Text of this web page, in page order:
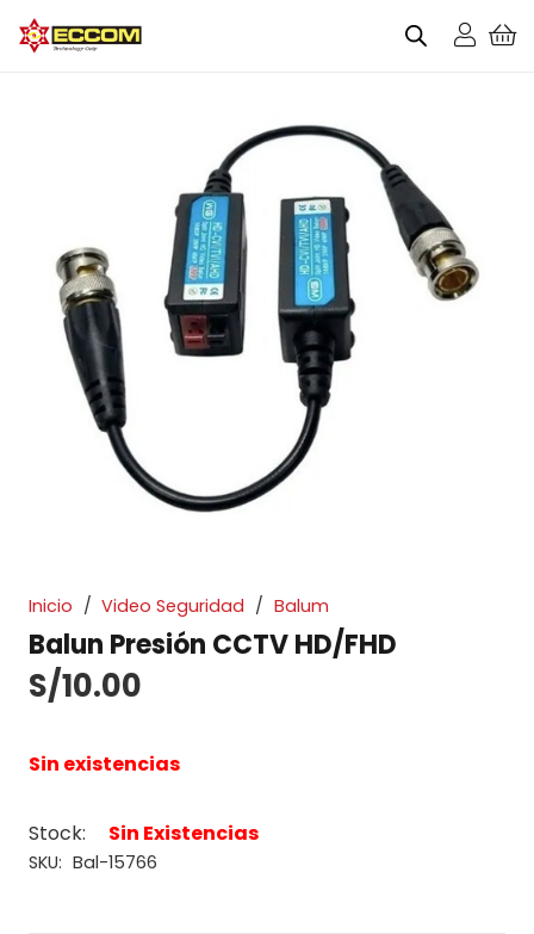
Inicio / Video Seguridad / Balum
Balun Presión CCTV HD/FHD
S/10.00
Sin existencias
Stock: Sin Existencias
SKU: Bal-15766